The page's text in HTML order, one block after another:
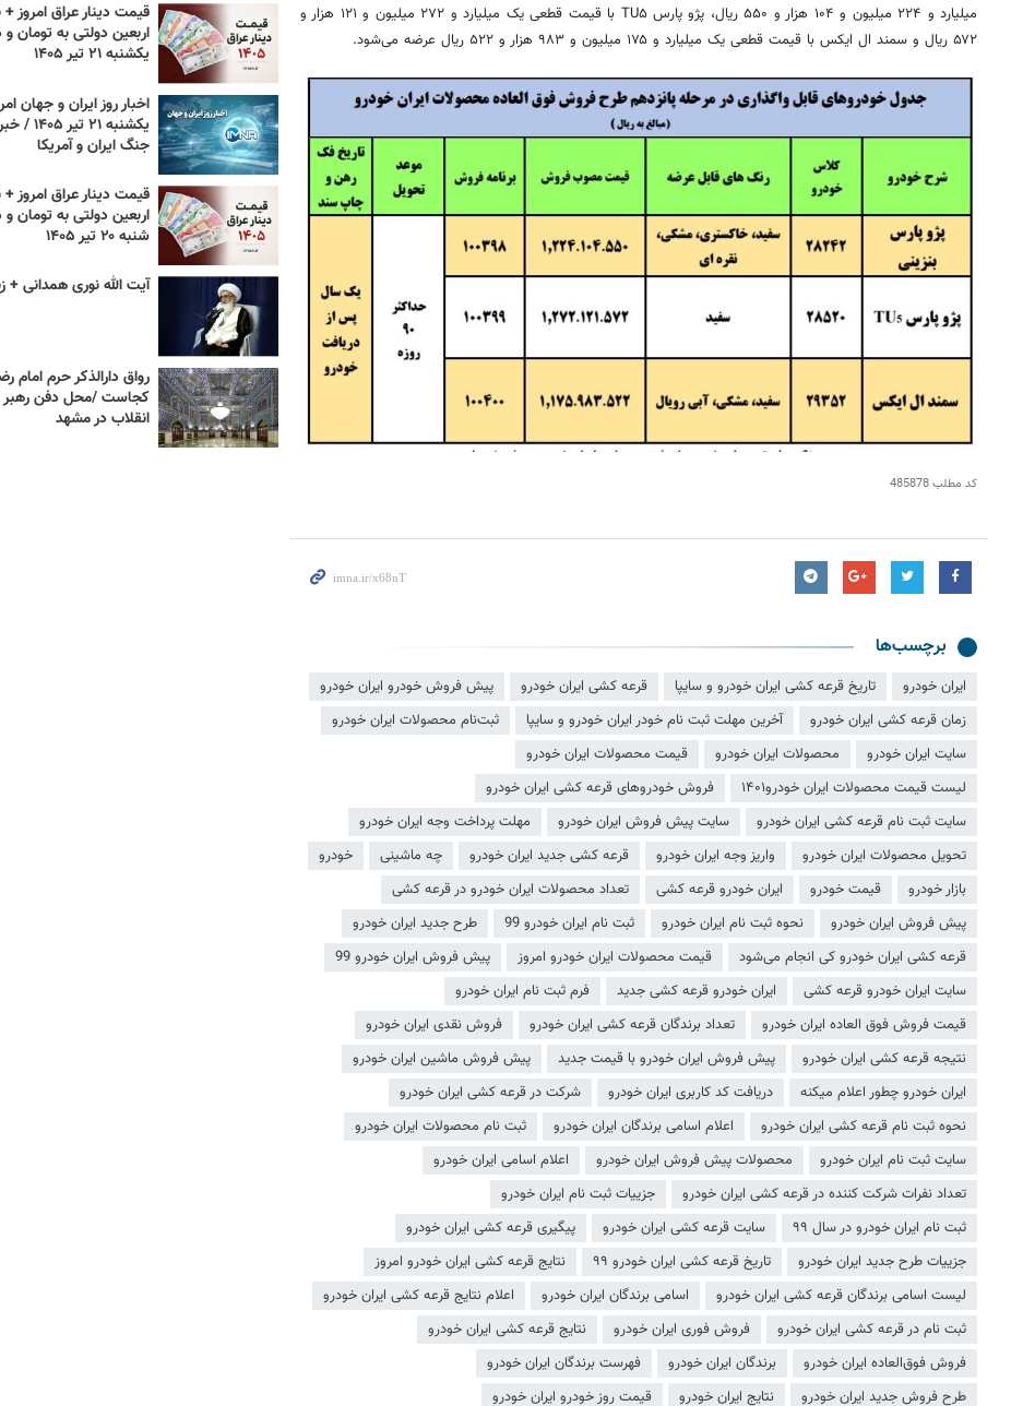
میلیارد و ۲۲۴ میلیون و ۱۰۴ هزار و ۵۵۰ ریال، پژو پارس TU۵ با قیمت قطعی یک میلیارد و ۲۷۲ میلیون و ۱۲۱ هزار و
۵۷۲ ریال و سمند
ال ایکس با قیمت قطعی یک میلیارد و ۱۷۵ میلیون و ۹۸۳ هزار و ۵۲۲ ریال عرضه می‌شود.
کد مطلب485878
برچسب‌ها
ایران خودرو تاریخ قرعه کشی ایران خودرو و سایپا قرعه کشی ایران خودرو
پیش فروش خودرو ایران خودرو
زمان قرعه کشی ایران خودرو
آخرین مهلت ثبت نام خودر ایران خودرو و سایپا
ثبت‌نام محصولات ایران خودرو
سایت ایران خودرو
محصولات ایران خودرو
قیمت محصولات ایران خودرو
لیست قیمت محصولات ایران خودرو۱۴۰۱
فروش خودروهای قرعه کشی ایران خودرو
سایت ثبت نام قرعه کشی ایران خودرو
سایت پیش فروش ایران خودرو
مهلت پرداخت وجه ایران خودرو
تحویل محصولات ایران خودرو
واریز وجه ایران خودرو قرعه کشی جدید ایران خودرو چه ماشینی
خودرو
بازار خودرو
قیمت خودرو ایران خودرو قرعه کشی
تعداد محصولات ایران خودرو در قرعه کشی
پیش فروش ایران خودرو
نحوه ثبت نام ایران خودرو ثبت نام ایران خودرو 99
طرح جدید ایران خودرو
قرعه کشی ایران خودرو کی انجام می‌شود
قیمت محصولات ایران خودرو امروز
پیش فروش ایران خودرو 99
سایت ایران خودرو قرعه کشی
ایران خودرو قرعه کشی جدید
فرم ثبت نام ایران خودرو
قیمت فروش فوق العاده ایران خودرو
تعداد برندگان قرعه کشی ایران خودرو
فروش نقدی ایران خودرو
نتیجه قرعه کشی ایران خودرو
پیش فروش ایران خودرو با قیمت جدید
پیش فروش ماشین ایران خودرو
ایران خودرو چطور اعلام ‌میکنه
دریافت کد کاربری ایران خودرو
شرکت در قرعه کشی ایران خودرو
نحوه ثبت نام قرعه کشی ایران خودرو
اعلام اسامی برندگان ایران خودرو
ثبت نام محصولات ایران خودرو
سایت ثبت نام ایران خودرو
محصولات پیش فروش ایران خودرو
اعلام اسامی ایران خودرو
تعداد نفرات شرکت کننده در قرعه کشی ایران خودرو
جزییات ثبت نام ایران خودرو
ثبت نام ایران خودرو در سال ۹۹
سایت قرعه کشی ایران خودرو
پیگیری قرعه کشی ایران خودرو
جزییات طرح جدید ایران خودرو
تاریخ قرعه کشی ایران خودرو ۹۹
نتایج قرعه کشی ایران خودرو امروز
لیست اسامی برندگان قرعه کشی ایران خودرو
اسامی برندگان ایران خودرو
اعلام نتایج قرعه کشی ایران خودرو
ثبت نام در قرعه کشی ایران خودرو
فروش فوری ایران خودرو
نتایج قرعه کشی ایران خودرو
فروش فوق‌العاده ایران خودرو
برندگان ایران خودرو
فهرست برندگان ایران خودرو
طرح فروش جدید ایران خودرو
نتایج ایران خودرو قیمت روز خودرو ایران خودرو
قیمت دینار عراق امروز +
اربعین دولتی به تومان و
یکشنبه ۲۱ تیر ۱۴۰۵
اخبار روز ایران و جهان
یکشنبه ۲۱
جنگ ایران و آمریکا
قیمت دینار عراق امروز +
اربعین دولتی به تومان و
شنبه ۲۰ تیر ۱۴۰۵
آیت الله نوری همدانی +
رواق دارالذکر حرم امام
کجاست /محل دفن رهبر
انقلاب در مشهد